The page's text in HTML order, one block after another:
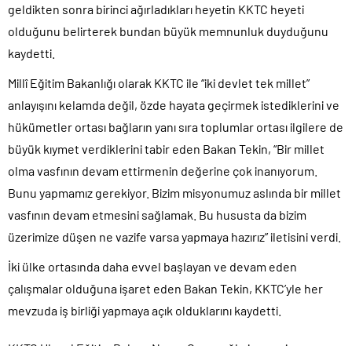
geldikten sonra birinci ağırladıkları heyetin KKTC heyeti
olduğunu belirterek bundan büyük memnunluk duyduğunu
kaydetti.
Millî Eğitim Bakanlığı olarak KKTC ile “iki devlet tek millet”
anlayışını kelamda değil, özde hayata geçirmek istediklerini ve
hükümetler ortası bağların yanı sıra toplumlar ortası ilgilere de
büyük kıymet verdiklerini tabir eden Bakan Tekin, “Bir millet
olma vasfının devam ettirmenin değerine çok inanıyorum.
Bunu yapmamız gerekiyor. Bizim misyonumuz aslında bir millet
vasfının devam etmesini sağlamak. Bu hususta da bizim
üzerimize düşen ne vazife varsa yapmaya hazırız” iletisini verdi.
İki ülke ortasında daha evvel başlayan ve devam eden
çalışmalar olduğuna işaret eden Bakan Tekin, KKTC’yle her
mevzuda iş birliği yapmaya açık olduklarını kaydetti.